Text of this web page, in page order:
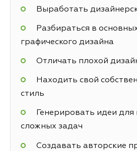
Выработать
Разбираться в
графического дизайна
Отличать плохой
Находить свой
стиль
Генерировать идеи для
сложных задач
Создавать авторские